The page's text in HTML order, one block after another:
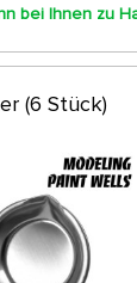
bei Ihnen zu
(6 Stück)